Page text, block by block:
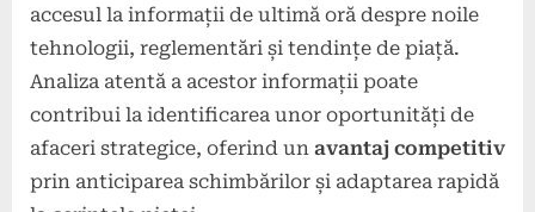
accesul la informații de ultimă oră despre noile
tehnologii, reglementări și tendințe de piață.
Analiza atentă a acestor informații poate
contribui la identificarea unor oportunități de
afaceri strategice, oferind un avantaj competitiv
prin anticiparea schimbărilor și adaptarea rapidă